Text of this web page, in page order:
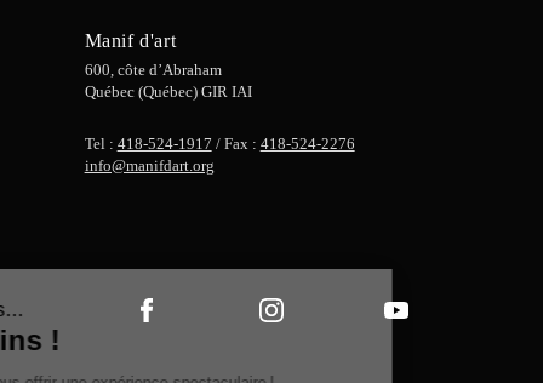
Manif d'art
600, côte d’Abraham
Québec (Québec) GIR IAI
Tel : 418-524-1917 / Fax : 418-524-2276
info@manifdart.org